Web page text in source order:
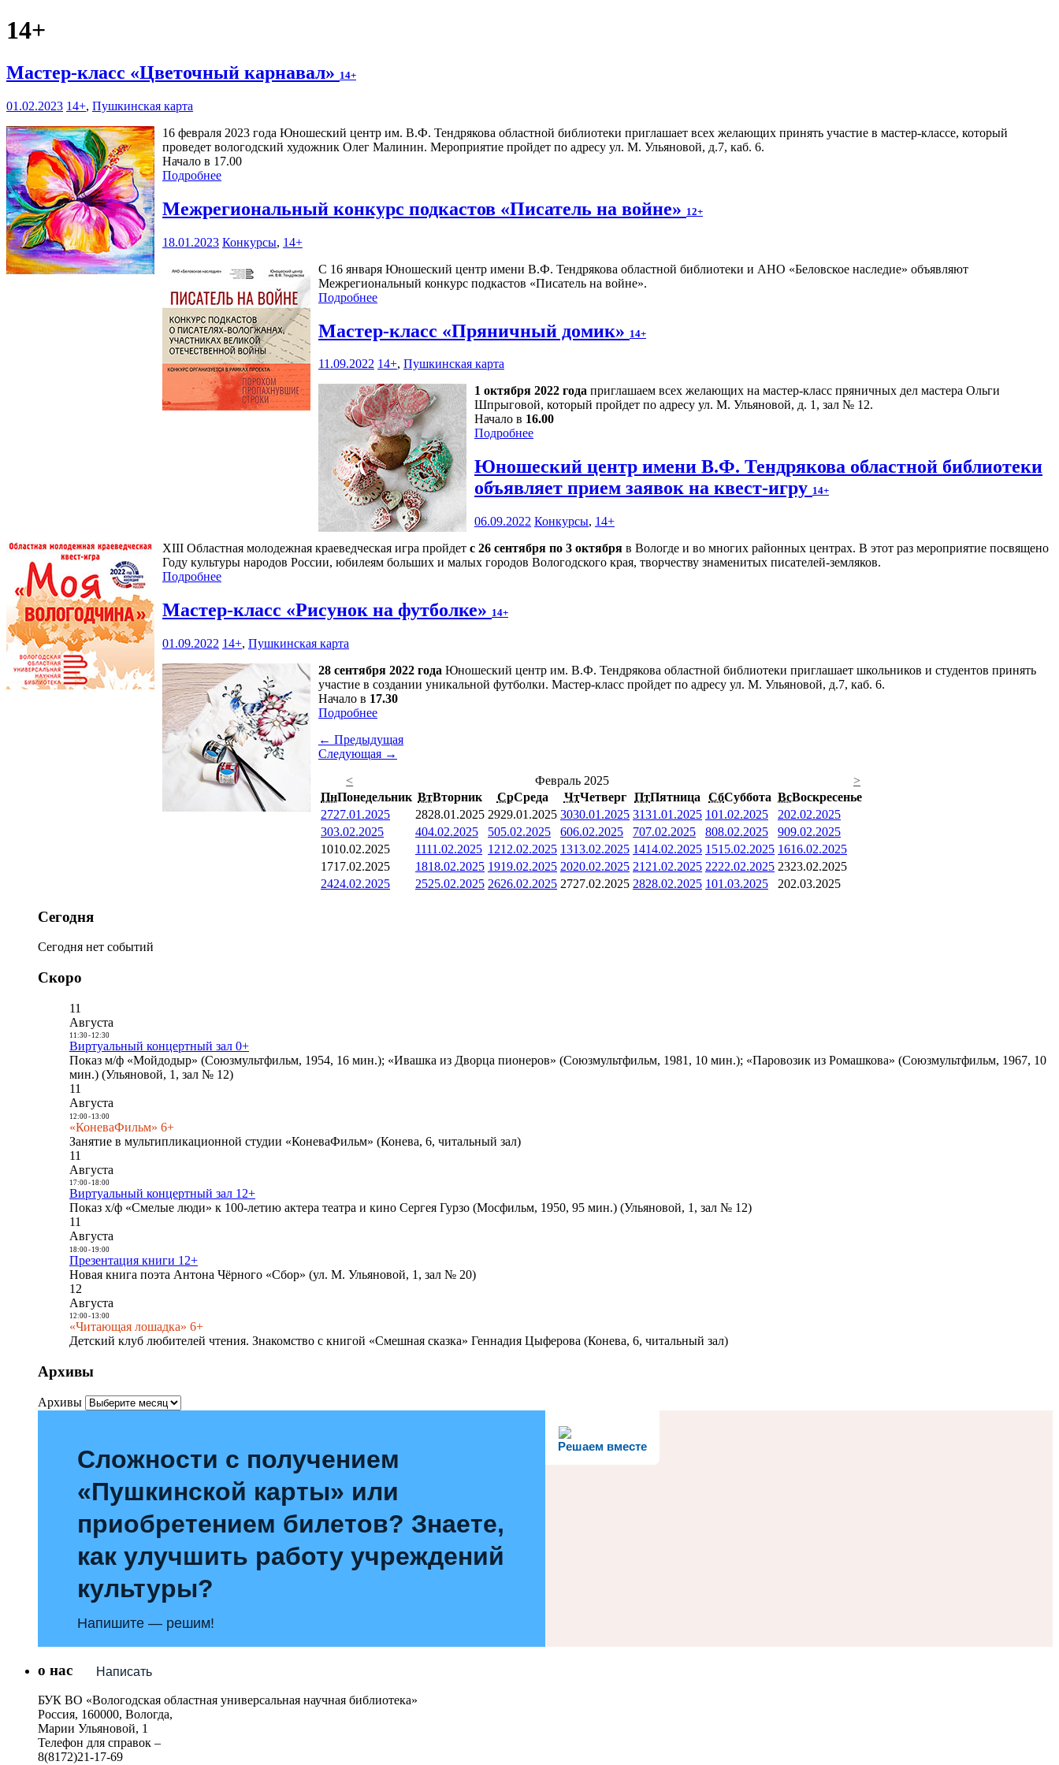
14+
Мастер-класс «Цветочный карнавал» 14+
01.02.2023 14+, Пушкинская карта
16 февраля 2023 года Юношеский центр им. В.Ф. Тендрякова областной библиотеки приглашает всех желающих принять участие в мастер-классе, который
проведет вологодский художник Олег Малинин. Мероприятие пройдет по адресу ул. М. Ульяновой, д.7, каб. 6.
Начало в 17.00
Подробнее
Межрегиональный конкурс подкастов «Писатель на войне» 12+
18.01.2023 Конкурсы, 14+
С 16 января Юношеский центр имени В.Ф. Тендрякова областной библиотеки и АНО «Беловское наследие» объявляют
Межрегиональный конкурс подкастов «Писатель на войне».
Подробнее
Мастер-класс «Пряничный домик» 14+
11.09.2022 14+, Пушкинская карта
1 октября 2022 года приглашаем всех желающих на мастер-класс пряничных дел мастера Ольги
Шпрыговой, который пройдет по адресу ул. М. Ульяновой, д. 1, зал № 12.
Начало в 16.00
Подробнее
Юношеский центр имени В.Ф. Тендрякова областной библиотеки
объявляет прием заявок на квест-игру 14+
06.09.2022 Конкурсы, 14+
XIII Областная молодежная краеведческая игра пройдет с 26 сентября по 3 октября в Вологде и во многих районных центрах. В этот раз мероприятие посвящено
Году культуры народов России, юбилеям больших и малых городов Вологодского края, творчеству знаменитых писателей-земляков.
Подробнее
Мастер-класс «Рисунок на футболке» 14+
01.09.2022 14+, Пушкинская карта
28 сентября 2022 года Юношеский центр им. В.Ф. Тендрякова областной библиотеки приглашает школьников и студентов принять
участие в создании уникальной футболки. Мастер-класс пройдет по адресу ул. М. Ульяновой, д.7, каб. 6.
Начало в 17.30
Подробнее
← Предыдущая
Следующая →
<
Февраль 2025
>
ПнПонедельник ВтВторник СрСреда ЧтЧетверг ПтПятница СбСуббота ВсВоскресенье
2727.01.2025 2828.01.2025 2929.01.2025 3030.01.2025 3131.01.2025 101.02.2025 202.02.2025
303.02.2025 404.02.2025 505.02.2025 606.02.2025 707.02.2025 808.02.2025 909.02.2025
1010.02.2025 1111.02.2025 1212.02.2025 1313.02.2025 1414.02.2025 1515.02.2025 1616.02.2025
1717.02.2025 1818.02.2025 1919.02.2025 2020.02.2025 21 21.02.2025 2222.02.2025 2323.02.2025
2424.02.2025 2525.02.2025 2626.02.2025 2727.02.2025 2828.02.2025 101.03.2025 202.03.2025
Сегодня
Сегодня нет событий
Скоро
11
Августа
11:30- 12:30
Виртуальный концертный зал 0+
Показ м/ф «Мойдодыр» (Союзмультфильм, 1954, 16 мин.); «Ивашка из Дворца пионеров» (Союзмультфильм, 1981, 10 мин.); «Паровозик из Ромашкова» (Союзмультфильм, 1967, 10
мин.) (Ульяновой, 1, зал № 12)
11
Августа
12:00- 13:00
«КоневаФильм» 6+
Занятие в мультипликационной студии «КоневаФильм» (Конева, 6, читальный зал)
11
Августа
17:00- 18:00
Виртуальный концертный зал 12+
Показ х/ф «Смелые люди» к 100-летию актера театра и кино Сергея Гурзо (Мосфильм, 1950, 95 мин.) (Ульяновой, 1, зал № 12)
11
Августа
18:00- 19:00
Презентация книги 12+
Новая книга поэта Антона Чёрного «Сбор» (ул. М. Ульяновой, 1, зал № 20)
12
Августа
12:00- 13:00
«Читающая лошадка» 6+
Детский клуб любителей чтения. Знакомство с книгой «Смешная сказка» Геннадия Цыферова (Конева, 6, читальный зал)
Архивы
Архивы
Решаем вместе
Сложности с получением
«Пушкинской карты» или
приобретением билетов? Знаете,
как улучшить работу учреждений
культуры?
Напишите — решим!
Написать
о нас
БУК ВО «Вологодская областная универсальная научная библиотека»
Россия, 160000, Вологда,
Марии Ульяновой, 1
Телефон для справок –
8(8172)21-17-69